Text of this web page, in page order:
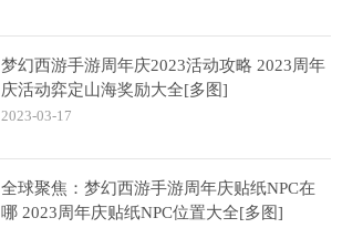
梦幻西游手游周年庆2023活动攻略 2023周年
庆活动弈定山海奖励大全[多图]
2023-03-17
全球聚焦：梦幻西游手游周年庆贴纸NPC在
哪 2023周年庆贴纸NPC位置大全[多图]